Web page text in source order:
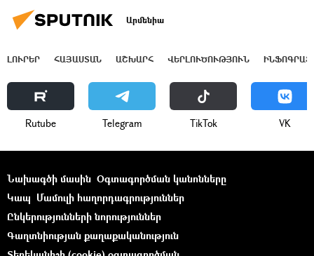
Արմենիա
ԼՈՒՐԵՐ ՀԱՅԱՍՏԱՆ ԱՇԽԱՐՀ ՎԵՐԼՈՒԾՈՒԹՅՈՒՆ
Rutube Telegram ТikТоk VK
Նախագծի մասին Օգտագործման կանոնները
Կապ Մամուլի հաղորդագրություններ
Ընկերությունների նորություններ
Գաղտնիության քաղաքականություն